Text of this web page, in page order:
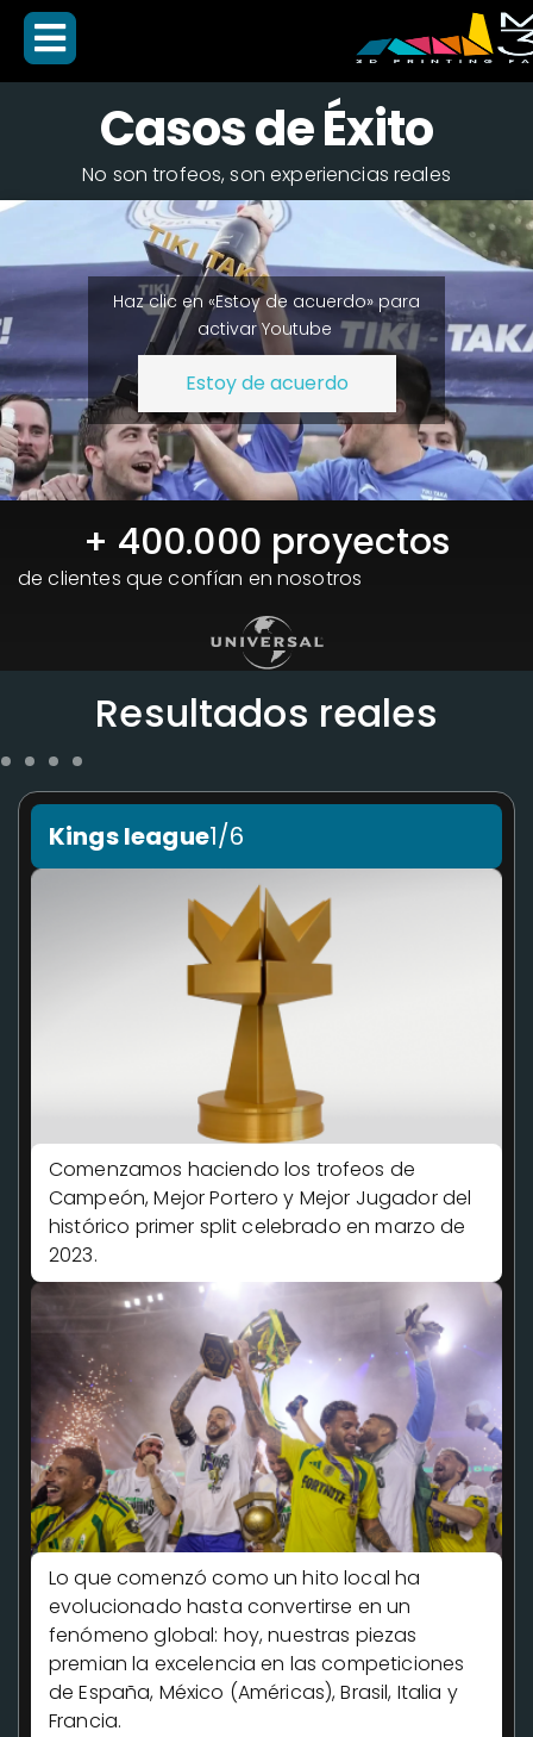
Casos de Éxito
No son trofeos, son experiencias reales
Haz clic en «Estoy de acuerdo» para
activar Youtube
Estoy de acuerdo
+ 400.000 proyectos
de clientes que confían en nosotros
Resultados reales
Kings league1/6
Comenzamos haciendo los trofeos de
Campeón, Mejor Portero y Mejor Jugador del
histórico primer split celebrado en marzo de
2023.
Lo que comenzó como un hito local ha
evolucionado hasta convertirse en un
fenómeno global: hoy, nuestras piezas
premian la excelencia en las competiciones
de España, México (Américas), Brasil, Italia y
Francia.